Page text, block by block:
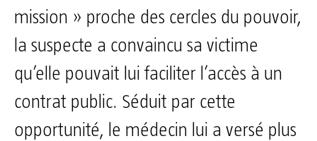
mission » proche des cercles du pouvoir,
la suspecte a convaincu sa victime
qu’elle pouvait lui faciliter l’accès à un
contrat public. Séduit par cette
opportunité, le médecin lui a versé plus